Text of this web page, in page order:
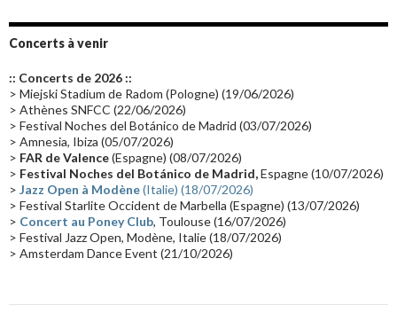
Groupe de Recherche Musicale
Passages radio Vidéo Jarrecast (16) Synthé 80's
Les concerts en Chine(16) Cinéma
Synthé Roland(15) Belgique(15)
(14) Astronomie (14)
Tournée 2025(14) 2024(14) Chine(13)
Concerts à venir
:: Concerts de 2026 ::
> Miejski Stadium de Radom (Pologne) (19/06/2026)
> Athènes SNFCC (22/06/2026)
> Festival Noches del Botánico de Madrid (03/07/2026)
> Amnesia, Ibiza (05/07/2026)
> FAR de Valence(Espagne) (08/07/2026)
> Festival Noches del Botánico de Madrid,Espagne (10/07/2026)
> Jazz Open à Modène(Italie) (18/07/2026)
> Festival Starlite Occident de Marbella (Espagne) (13/07/2026)
> Concert au Poney Club, Toulouse (16/07/2026)
> Festival Jazz Open, Modène, Italie (18/07/2026)
> Amsterdam Dance Event (21/10/2026)